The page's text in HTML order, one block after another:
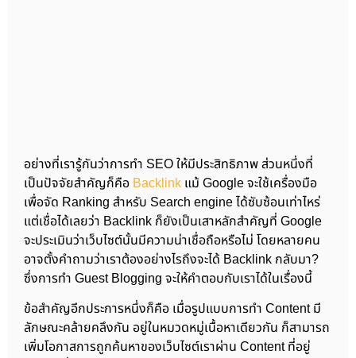
อย่างที่เรารู้กันว่าการทำ SEO ให้มีประสิทธิภาพ ส่วนหนึ่งที่
เป็นปัจจัยสำคัญก็คือ Backlink แม้ Google จะใช้เครื่องมือ
เพื่อจัด Ranking สำหรับ Search engine ได้ซับซ้อนเท่าไหร่
แต่เชื่อได้เลยว่า Backlink ก็ยังเป็นเสาหลักสำคัญที่ Google
จะประเมินว่าเว็บไซต์นั้นมีความน่าเชื่อถือหรือไม่ โดยหลายคน
อาจตั้งคำถามว่าเราต้องอย่างไรถึงจะได้ Backlink กลับมา?
ซึ่งการทำ Guest Blogging จะให้คำตอบกับเราได้ในเรื่องนี้
ข้อสำคัญอีกประการหนึ่งก็คือ เมื่อรูปแบบการทำ Content มี
ลักษณะคล้ายคลึงกัน อยู่ในหมวดหมู่เนื้อหาเดียวกัน ก็สามารถ
เพิ่มโอกาสการถูกค้นหาของเว็บไซต์เราผ่าน Content ที่อยู่